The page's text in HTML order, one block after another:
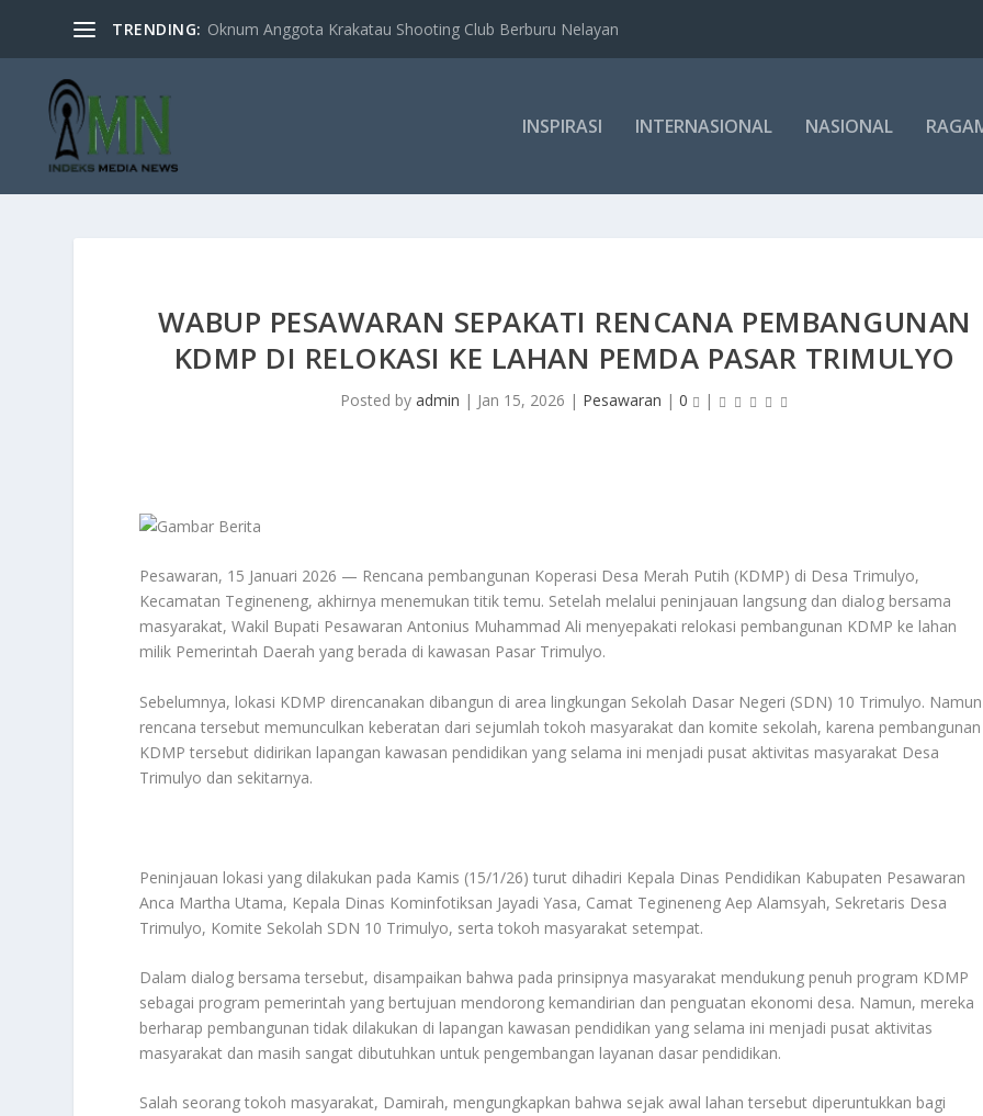
TRENDING: Oknum Anggota Krakatau Shooting Club Berburu Nelayan
INSPIRASI INTERNASIONAL NASIONAL
WABUP PESAWARAN SEPAKATI RENCANA PEMBANGUNAN
KDMP DI RELOKASI KE LAHAN PEMDA PASAR TRIMULYO
Posted by admin | Jan 15, 2026 | Pesawaran | 0 |
Pesawaran, 15 Januari 2026 — Rencana pembangunan Koperasi Desa Merah Putih (KDMP) di Desa Trimulyo,
Kecamatan Tegineneng, akhirnya menemukan titik temu. Setelah melalui peninjauan langsung dan dialog bersama
masyarakat, Wakil Bupati Pesawaran Antonius Muhammad Ali menyepakati relokasi pembangunan KDMP ke lahan
milik Pemerintah Daerah yang berada di kawasan Pasar Trimulyo.
Sebelumnya, lokasi KDMP direncanakan dibangun di area lingkungan Sekolah Dasar Negeri (SDN) 10 Trimulyo. Namun
rencana tersebut memunculkan keberatan dari sejumlah tokoh masyarakat dan komite sekolah, karena pembangunan
KDMP tersebut didirikan lapangan kawasan pendidikan yang selama ini menjadi pusat aktivitas masyarakat Desa
Trimulyo dan sekitarnya.
Peninjauan lokasi yang dilakukan pada Kamis (15/1/26) turut dihadiri Kepala Dinas Pendidikan Kabupaten Pesawaran
Anca Martha Utama, Kepala Dinas Kominfotiksan Jayadi Yasa, Camat Tegineneng Aep Alamsyah, Sekretaris Desa
Trimulyo, Komite Sekolah SDN 10 Trimulyo, serta tokoh masyarakat setempat.
Dalam dialog bersama tersebut, disampaikan bahwa pada prinsipnya masyarakat mendukung penuh program KDMP
sebagai program pemerintah yang bertujuan mendorong kemandirian dan penguatan ekonomi desa. Namun, mereka
berharap pembangunan tidak dilakukan di lapangan kawasan pendidikan yang selama ini menjadi pusat aktivitas
masyarakat dan masih sangat dibutuhkan untuk pengembangan layanan dasar pendidikan.
Salah seorang tokoh masyarakat, Damirah, mengungkapkan bahwa sejak awal lahan tersebut diperuntukkan bagi